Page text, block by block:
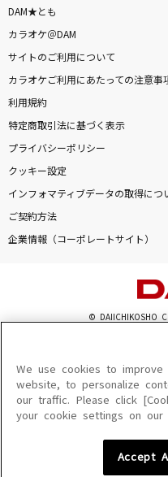
DAM★とも
カラオケ＠DAM
サイトのご利用について
カラオケご利用にあたっての注意事
利用規約
特定商取引法に基づく表示
プライバシーポリシー
クッキー設定
インフォマティブデータの取得につ
ご契約方法
企業情報（コーポレートサイト）
© DAIICHIKOSHO
このサイトに掲載されている一切の文
を問わず、著作権法の定める範囲を超
を禁じます。
楽曲及びコンテンツは、機種によりご
楽曲及びコンテンツの配信日、配信内
We use cookies to improve
website, to personalize
our traffic. Please click
your cookie settings on our
Accept